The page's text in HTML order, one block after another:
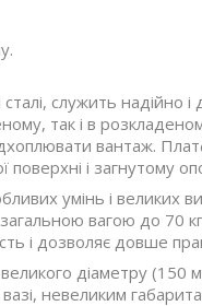
сталі, служить надійно
так і в
вантаж.
поверхні і загнутому
умінь і великих
вагою до 70
і дозволяє довше
діаметру (150
невеликим